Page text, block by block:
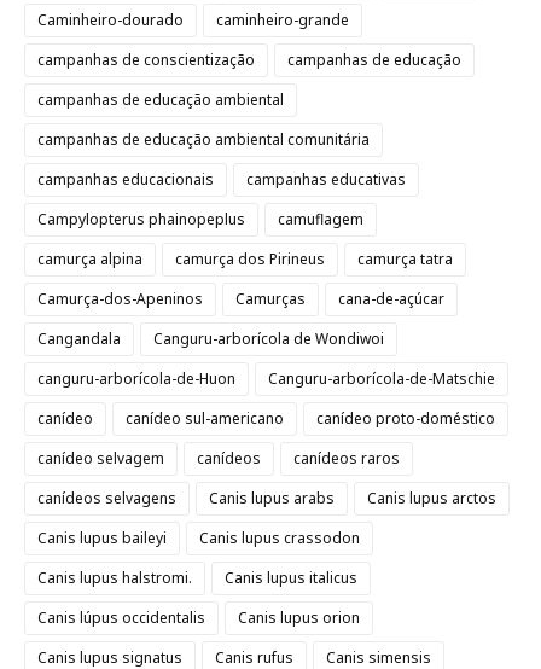
Caminheiro-dourado
caminheiro-grande
campanhas de conscientização
campanhas de educação
campanhas de educação ambiental
campanhas de educação ambiental comunitária
campanhas educacionais
campanhas educativas
Campylopterus phainopeplus
camuflagem
camurça alpina
camurça dos Pirineus
camurça tatra
Camurça-dos-Apeninos
Camurças
cana-de-açúcar
Cangandala
Canguru-arborícola de Wondiwoi
canguru-arborícola-de-Huon
Canguru-arborícola-de-Matschie
canídeo
canídeo sul-americano
canídeo proto-doméstico
canídeo selvagem
canídeos
canídeos raros
canídeos selvagens
Canis lupus arabs
Canis lupus arctos
Canis lupus baileyi
Canis lupus crassodon
Canis lupus halstromi.
Canis lupus italicus
Canis lúpus occidentalis
Canis lupus orion
Canis lupus signatus
Canis rufus
Canis simensis